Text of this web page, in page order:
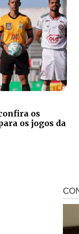
os
os jogos da